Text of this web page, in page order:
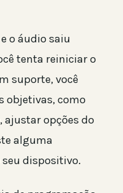
o áudio saiu
tenta reiniciar o
suporte, você
objetivas, como
ajustar opções do
alguma
dispositivo.